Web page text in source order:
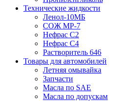
Технические жидкости
Ленол-10МБ
СОЖ МР-7
Нефрас С2
Нефрас С4
Растворитель 646
Товары для автомобилей
Летняя омывайка
Запчасти
Масла по SAE
Масла по допускам